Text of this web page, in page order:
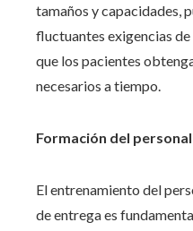
tamaños y capacidades,
fluctuantes exigencias
que los pacientes
necesarios a tiempo.
Formación del personal
El entrenamiento del
de entrega es